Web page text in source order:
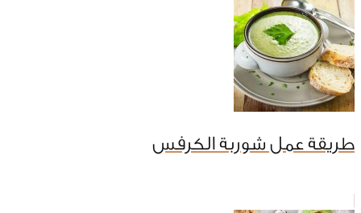
طريقة عمل شوربة الكرفس